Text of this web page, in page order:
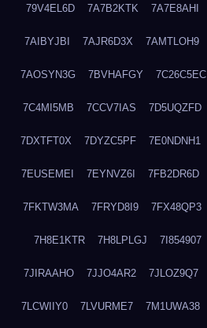
79V4EL6D 7A7B2KTK 7A7E8AHI
7AIBYJBI 7AJR6D3X 7AMTLOH9
7AOSYN3G 7BVHAFGY 7C26C5EC
7C4MI5MB 7CCV7IAS 7D5UQZFD
7DXTFT0X 7DYZC5PF 7E0NDNH1
7EUSEMEI 7EYNVZ6I 7FB2DR6D
7FKTW3MA 7FRYD8I9 7FX48QP3
7H8E1KTR 7H8LPLGJ 7I854907
7JIRAAHO 7JJO4AR2 7JLOZ9Q7
7LCWIIY0 7LVURME7 7M1UWA38